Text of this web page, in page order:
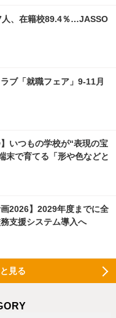
人、在籍校89.4％…JASSO
ブ「就職フェア」9-11月
いつもの学校が“表現の宝
末で育てる「形や色などと
画2026】2029年度までに全
支援システム導入へ
見る